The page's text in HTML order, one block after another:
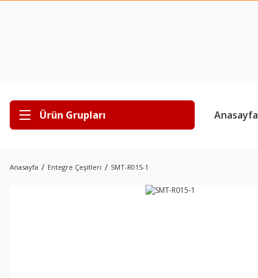
Ürün Grupları Anasayfa
Anasayfa Entegre Çeşitleri SMT-R015-1